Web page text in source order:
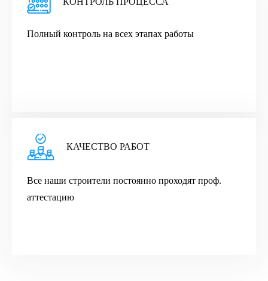
Полный контроль на всех этапах работы
КАЧЕСТВО РАБОТ
Все наши строители постоянно проходят проф.
аттестацию